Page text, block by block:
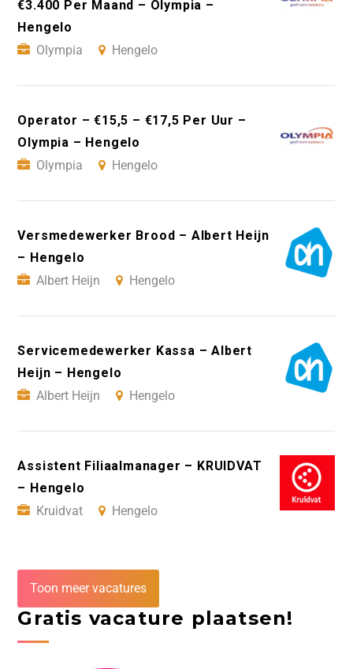
€3.400 Per Maand – Olympia –
Hengelo
Olympia
Hengelo
Operator – €15,5 – €17,5 Per Uur –
Olympia – Hengelo
Olympia
Hengelo
Versmedewerker Brood – Albert Heijn
– Hengelo
Albert Heijn
Hengelo
Servicemedewerker Kassa – Albert
Heijn – Hengelo
Albert Heijn
Hengelo
Assistent Filiaalmanager – KRUIDVAT
– Hengelo
Kruidvat
Hengelo
Toon meer vacatures
Gratis vacature plaatsen!